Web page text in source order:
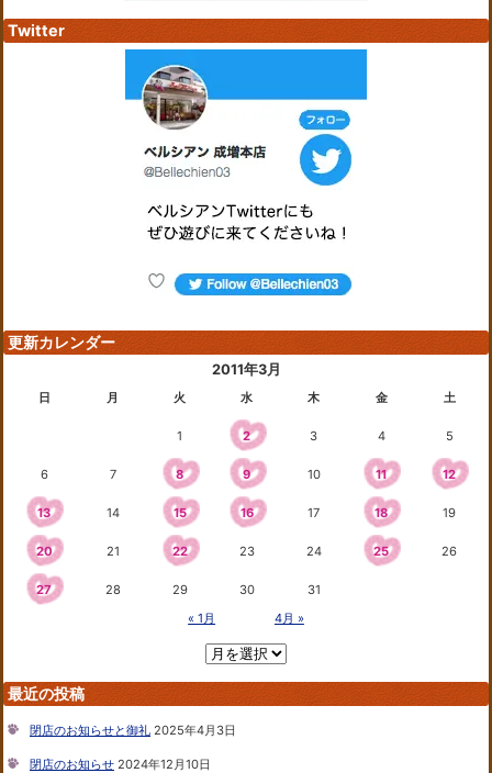
Twitter
更新カレンダー
2011年3月
日 月 火 水 木 金 土
1 2 3 4 5
6 7 8 9 10 11 12
13 14 15 16 17 18 19
20 21 22 23 24 25 26
27 28 29 30
31
« 1月
4月 »
最近の投稿
閉店のお知らせと御礼 2025年4月3日
閉店のお知らせ 2024年12月10日